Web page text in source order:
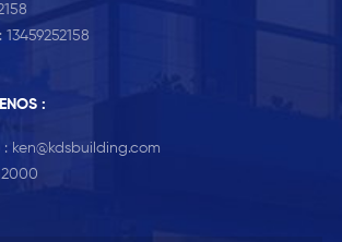
13459252158
:
: ken@kdsbuilding.com